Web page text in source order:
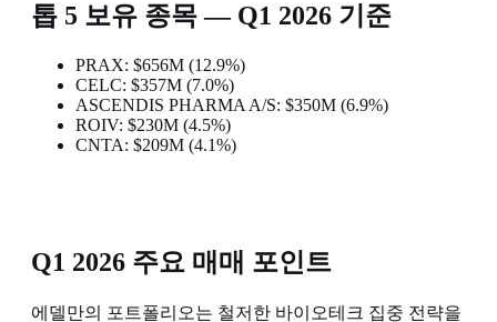
톱 5 보유 종목 — Q1 2026 기준
PRAX: $656M (12.9%)
CELC: $357M (7.0%)
ASCENDIS PHARMA A/S: $350M (6.9%)
ROIV: $230M (4.5%)
CNTA: $209M (4.1%)
Q1 2026 주요 매매 포인트
에델만의 포트폴리오는 철저한 바이오테크 집중 전략을